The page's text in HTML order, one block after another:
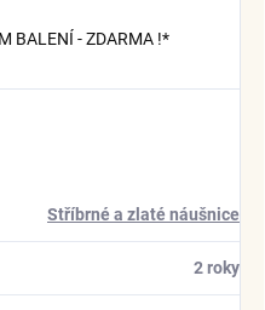
BALENÍ - ZDARMA !*
Stříbrné a zlaté náušnice
2 roky